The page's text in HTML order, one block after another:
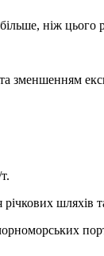
ніж цього
зменшенням
шляхів